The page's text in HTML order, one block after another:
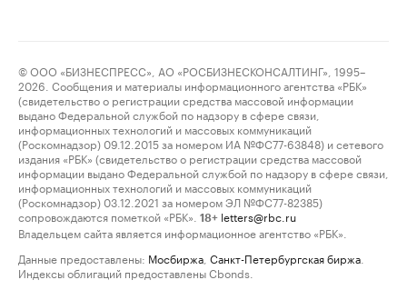
© ООО «БИЗНЕСПРЕСС», АО «РОСБИЗНЕСКОНСАЛТИНГ», 1995–
2026. Сообщения и материалы информационного агентства «РБК»
(свидетельство о регистрации средства массовой информации
выдано Федеральной службой по надзору в сфере связи,
информационных технологий и массовых коммуникаций
(Роскомнадзор) 09.12.2015 за номером ИА №ФС77-63848) и сетевого
издания «РБК» (свидетельство о регистрации средства массовой
информации выдано Федеральной службой по надзору в сфере связи,
информационных технологий и массовых коммуникаций
(Роскомнадзор) 03.12.2021 за номером ЭЛ №ФС77-82385)
сопровождаются пометкой «РБК».
18+ letters@rbc.ru
Владельцем сайта является информационное агентство «РБК».
Данные предоставлены: Мосбиржа Санкт-Петербургская биржа
Индексы облигаций предоставлены Cbonds.